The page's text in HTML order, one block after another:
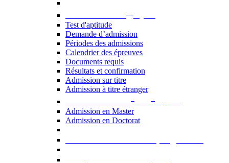
Test d'aptitude
Demande d’admission
Périodes des admissions
Calendrier des épreuves
Documents requis
Résultats et confirmation
Admission sur titre
Admission à titre étranger
Admission en Master
Admission en Doctorat